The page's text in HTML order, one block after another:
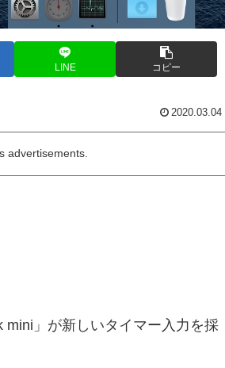
LINE コピー
2020.03.04
advertisements.
」が新しいタイマー入力を採